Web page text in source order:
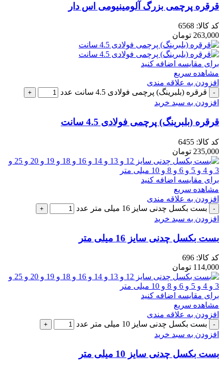
قرقره پرچمی بزرگ آلومینیومی اس دار
کد کالا: 6568
263,000 تومان
برای مقایسه اضافه کنید
مشاهده سریع
افزودن به علاقه مندی
قرقره (بلبرینگ) پرچمی فولادی 4.5 سانت عدد
افزودن به سبد خرید
قرقره (بلبرینگ) پرچمی فولادی 4.5 سانت
کد کالا: 6455
235,000 تومان
برای مقایسه اضافه کنید
مشاهده سریع
افزودن به علاقه مندی
بست بکسل چدنی سایز 16 میلی متر عدد
افزودن به سبد خرید
بست بکسل چدنی سایز 16 میلی متر
کد کالا: 696
114,000 تومان
برای مقایسه اضافه کنید
مشاهده سریع
افزودن به علاقه مندی
بست بکسل چدنی سایز 10 میلی متر عدد
افزودن به سبد خرید
بست بکسل چدنی سایز 10 میلی متر